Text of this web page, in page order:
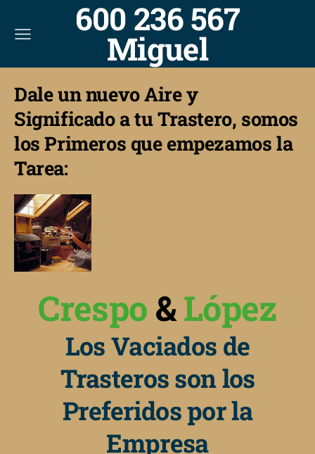
600 236 567
Miguel
Dale un nuevo Aire y
Significado a tu Trastero, somos
los Primeros que empezamos la
Tarea:
Crespo &López
Los Vaciados de
Trasteros son los
Preferidos por la
Empresa